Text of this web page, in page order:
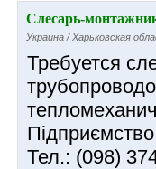
Слесарь-
Украина / Харьковская
Требуется
Тел.: (098)